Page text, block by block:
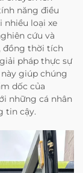
năng điều
nhiều loại xe
cứu và
đồng thời tích
pháp thực sự
giúp chúng
dốc của
những cá nhân
tin cậy.